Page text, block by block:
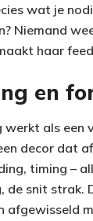
wat je
Niemand
haar
en
werkt als een
decor dat
timing –
de snit strak.
afgewisseld